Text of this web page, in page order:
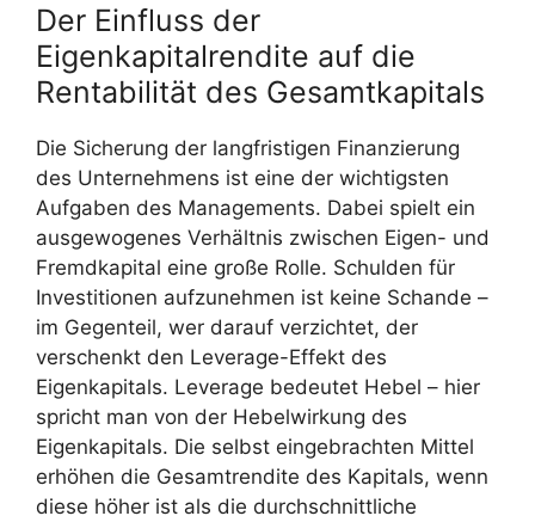
Der Einfluss der
Eigenkapitalrendite auf die
Rentabilität des Gesamtkapitals
Die Sicherung der langfristigen Finanzierung
des Unternehmens ist eine der wichtigsten
Aufgaben des Managements. Dabei spielt ein
ausgewogenes Verhältnis zwischen Eigen- und
Fremdkapital eine große Rolle. Schulden für
Investitionen aufzunehmen ist keine Schande –
im Gegenteil, wer darauf verzichtet, der
verschenkt den Leverage-Effekt des
Eigenkapitals. Leverage bedeutet Hebel – hier
spricht man von der Hebelwirkung des
Eigenkapitals. Die selbst eingebrachten Mittel
erhöhen die Gesamtrendite des Kapitals, wenn
diese höher ist als die durchschnittliche